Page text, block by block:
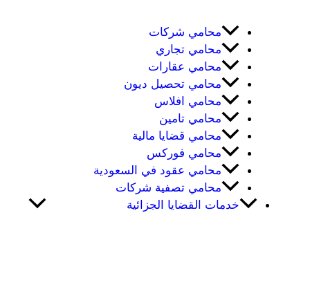
محامي شركات
محامي تجاري
محامي عقارات
محامي تحصيل ديون
محامي افلاس
محامي تامين
محامي قضايا مالية
محامي فوركس
محامي عقود في السعودية
محامي تصفية شركات
خدمات القضايا الجزائية